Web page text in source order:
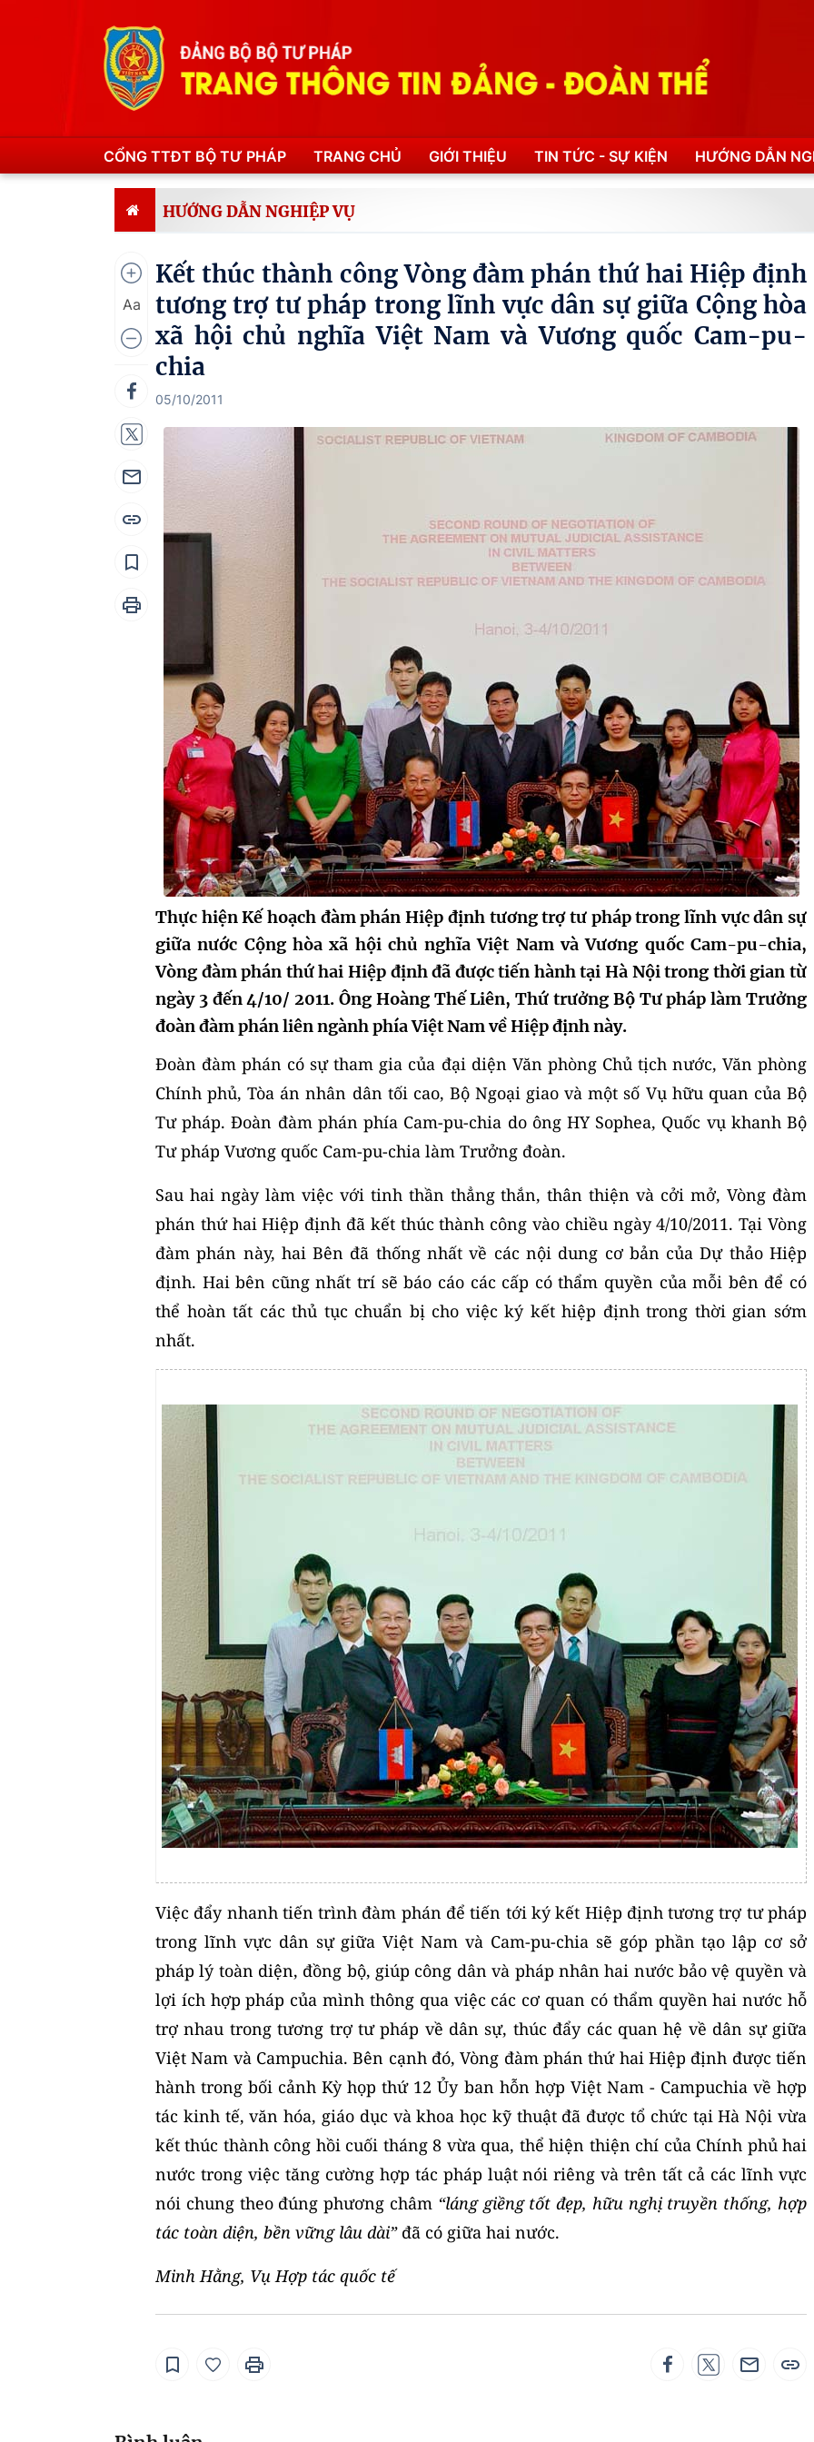
CỔNG TTĐT BỘ TƯ PHÁP TRANG CHỦ GIỚI THIỆU TIN TỨC - SỰ KIỆN HƯỚNG DẪN
HƯỚNG DẪN NGHIỆP VỤ
Aa
Kết thúc thành công Vòng đàm phán thứ hai Hiệp định
tương trợ tư pháp trong lĩnh vực dân sự giữa Cộng hòa
xã hội chủ nghĩa Việt Nam và Vương quốc Cam-pu-
chia
05/10/2011
Thực hiện Kế hoạch đàm phán Hiệp định tương trợ tư pháp trong lĩnh vực dân sự
giữa nước Cộng hòa xã hội chủ nghĩa Việt Nam và Vương quốc Cam-pu-chia,
Vòng đàm phán thứ hai Hiệp định đã được tiến hành tại Hà Nội trong thời gian từ
ngày 3 đến 4/10/ 2011. Ông Hoàng Thế Liên, Thứ trưởng Bộ Tư pháp làm Trưởng
đoàn đàm phán liên ngành phía Việt Nam về Hiệp định này.
Đoàn đàm phán có sự tham gia của đại diện Văn phòng Chủ tịch nước, Văn phòng
Chính phủ, Tòa án nhân dân tối cao, Bộ Ngoại giao và một số Vụ hữu quan của Bộ
Tư pháp. Đoàn đàm phán phía Cam-pu-chia do ông HY Sophea, Quốc vụ khanh Bộ
Tư pháp Vương quốc Cam-pu-chia làm Trưởng đoàn.
Sau hai ngày làm việc với tinh thần thẳng thắn, thân thiện và cởi mở, Vòng đàm
phán thứ hai Hiệp định đã kết thúc thành công vào chiều ngày 4/10/2011. Tại Vòng
đàm phán này, hai Bên đã thống nhất về các nội dung cơ bản của Dự thảo Hiệp
định. Hai bên cũng nhất trí sẽ báo cáo các cấp có thẩm quyền của mỗi bên để có
thể hoàn tất các thủ tục chuẩn bị cho việc ký kết hiệp định trong thời gian sớm
nhất.
Việc đẩy nhanh tiến trình đàm phán để tiến tới ký kết Hiệp định tương trợ tư pháp
trong lĩnh vực dân sự giữa Việt Nam và Cam-pu-chia sẽ góp phần tạo lập cơ sở
pháp lý toàn diện, đồng bộ, giúp công dân và pháp nhân hai nước bảo vệ quyền và
lợi ích hợp pháp của mình thông qua việc các cơ quan có thẩm quyền hai nước hỗ
trợ nhau trong tương trợ tư pháp về dân sự, thúc đẩy các quan hệ về dân sự giữa
Việt Nam và Campuchia. Bên cạnh đó, Vòng đàm phán thứ hai Hiệp định được tiến
hành trong bối cảnh Kỳ họp thứ 12 Ủy ban hỗn hợp Việt Nam - Campuchia về hợp
tác kinh tế, văn hóa, giáo dục và khoa học kỹ thuật đã được tổ chức tại Hà Nội vừa
kết thúc thành công hồi cuối tháng 8 vừa qua, thể hiện thiện chí của Chính phủ hai
nước trong việc tăng cường hợp tác pháp luật nói riêng và trên tất cả các lĩnh vực
nói chung theo đúng phương châm “láng giềng tốt đẹp, hữu nghị truyền thống, hợp
tác toàn diện, bền vững lâu dài”đã có giữa hai nước.
Minh Hằng, Vụ Hợp tác quốc tế